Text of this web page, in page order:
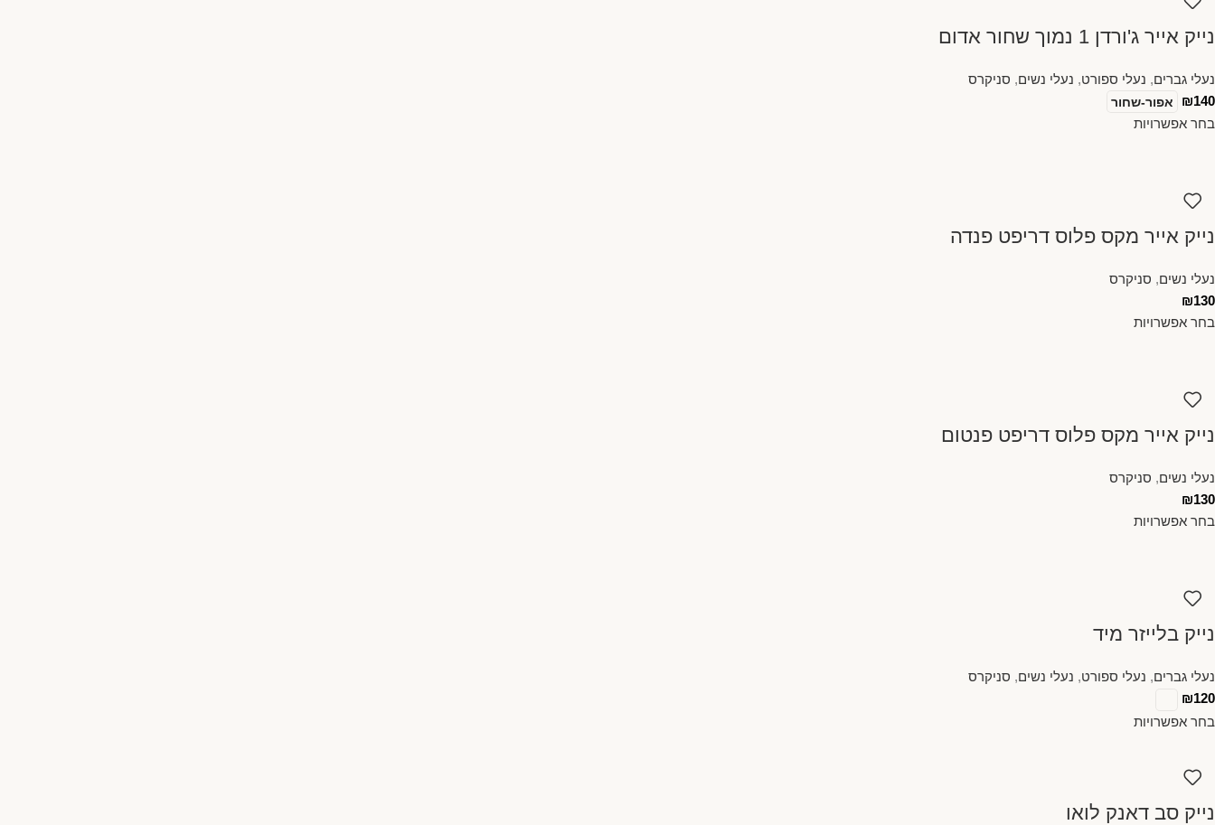
נייק אייר ג'ורדן 1 נמוך שחור אדום
נעלי גברים, נעלי ספורט, נעלי נשים, סניקרס
₪140 אפור-שחור
בחר אפשרויות
נייק אייר מקס פלוס דריפט פנדה
נעלי נשים, סניקרס
₪130
בחר אפשרויות
נייק אייר מקס פלוס דריפט פנטום
נעלי נשים, סניקרס
₪130
בחר אפשרויות
נייק בלייזר מיד
נעלי גברים, נעלי ספורט, נעלי נשים, סניקרס
₪120
בחר אפשרויות
נייק סב דאנק לואו